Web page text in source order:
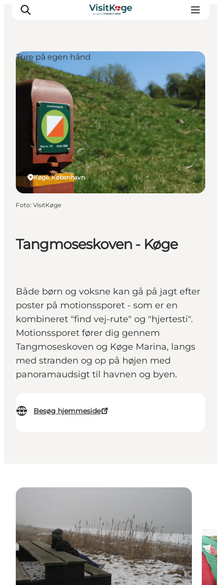
Sommerferie
Oplevelser
Kano
Det sker
Spisesteder
Overnatning
Outdoor
Tangmoseskoven - Køge
Både børn og voksne kan gå på jagt efter
poster på motionssporet - som er en
kombineret "find vej-rute" og "hjertesti".
Motionssporet fører dig gennem
Tangmoseskoven og Køge Marina, langs
med stranden og op på højen med
panoramaudsigt til havnen og byen.
Besøg hjemmeside
Køge, København
Ture på egen hånd
Foto: VisitKøge